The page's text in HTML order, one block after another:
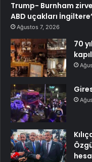
Trump- Burnham
ABD uçakları
Ağustos 7, 2026
70